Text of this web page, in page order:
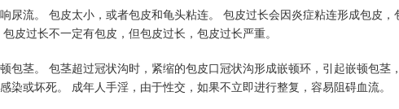
流。 包皮太小，或者包皮和龟头粘连。 包皮过长会因炎症粘连形成包皮，
皮过长不一定有包皮，但包皮过长，包皮过长严重。
茎。 包茎超过冠状沟时，紧缩的包皮口冠状沟形成嵌顿环，引起嵌顿包茎
染或坏死。 成年人手淫，由于性交，如果不立即进行整复，容易阻碍血流。